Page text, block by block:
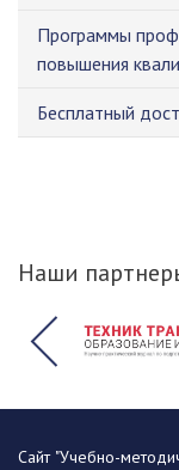
Программы
повышения
Бесплатный
Наши
Сайт "Учебно-